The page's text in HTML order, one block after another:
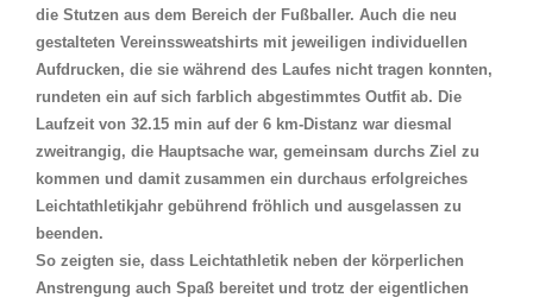
die Stutzen aus dem Bereich der Fußballer. Auch die neu
gestalteten Vereinssweatshirts mit jeweiligen individuellen
Aufdrucken, die sie während des Laufes nicht tragen konnten,
rundeten ein auf sich farblich abgestimmtes Outfit ab. Die
Laufzeit von 32.15 min auf der 6 km-Distanz war diesmal
zweitrangig, die Hauptsache war, gemeinsam durchs Ziel zu
kommen und damit zusammen ein durchaus erfolgreiches
Leichtathletikjahr gebührend fröhlich und ausgelassen zu
beenden.
So zeigten sie, dass Leichtathletik neben der körperlichen
Anstrengung auch Spaß bereitet und trotz der eigentlichen